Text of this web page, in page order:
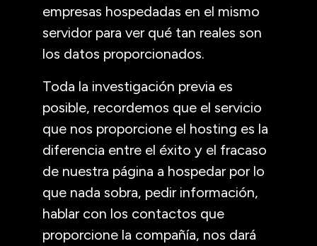
empresas hospedadas en el mismo
servidor para ver qué tan reales son
los datos proporcionados.
Toda la investigación previa es
posible, recordemos que el servicio
que nos proporcione el hosting es la
diferencia entre el éxito y el fracaso
de nuestra página a hospedar por lo
que nada sobra, pedir información,
hablar con los contactos que
proporcione la compañía, nos dará